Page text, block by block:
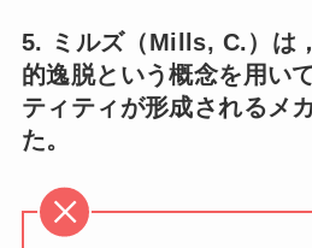
5. ミルズ（Mills, C.）は
的逸脱という概念を用い
ティティが形成されるメ
た。